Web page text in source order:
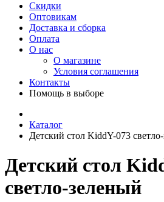
Скидки
Оптовикам
Доставка и сборка
Оплата
О нас
О магазине
Условия соглашения
Контакты
Помощь в выборе
Каталог
Детский стол KiddY-073
Детский стол
светло-зеленый